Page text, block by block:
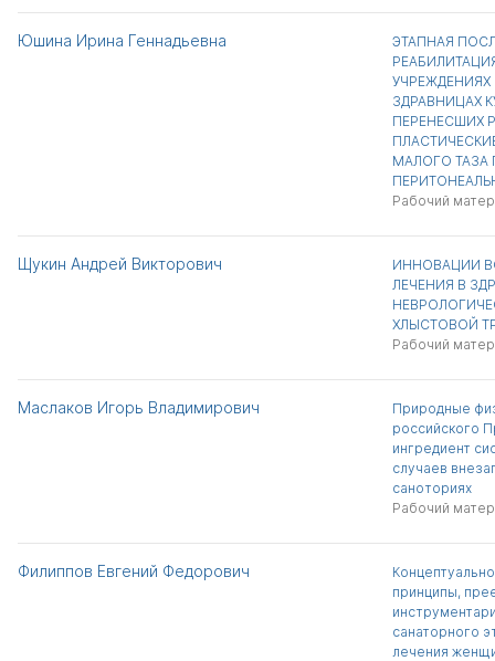
Юшина Ирина Геннадьевна
ЭТАПНАЯ
ЗДРАВНИЦАХ
ПЕРЕНЕСШИХ
МАЛОГО ТАЗА
Рабочий
Щукин Андрей Викторович
ИННОВАЦИИ
ЛЕЧЕНИЯ В
ХЛЫСТОВОЙ
Рабочий
Маслаков Игорь Владимирович
Природные
российского
ингредиент
случаев
саноториях
Рабочий
Филиппов Евгений Федорович
принципы,
санаторного
лечения